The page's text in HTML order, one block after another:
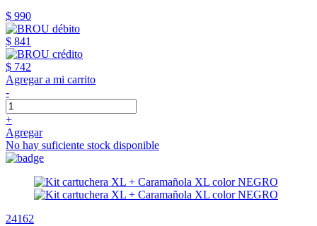
$ 990
$ 841
$ 742
Agregar a mi carrito
-
+
Agregar
No hay suficiente stock disponible
24162